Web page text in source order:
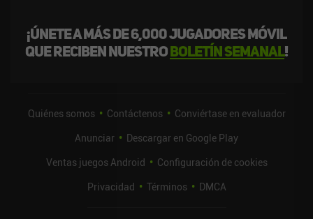
¡Únete a más de 6,000 jugadores móvil
que reciben nuestroboletín semanal!
Quiénes somos Contáctenos
Conviértase en evaluador
Anunciar
Descargar en Google Play
Ventas juegos Android
Configuración de cookies
Privacidad
Términos DMCA